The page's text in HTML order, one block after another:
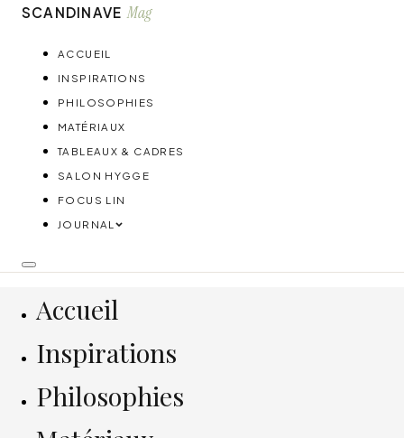
SCANDINAVE Mag
ACCUEIL
INSPIRATIONS
PHILOSOPHIES
MATÉRIAUX
TABLEAUX & CADRES
SALON HYGGE
FOCUS LIN
JOURNAL
Accueil
Inspirations
Philosophies